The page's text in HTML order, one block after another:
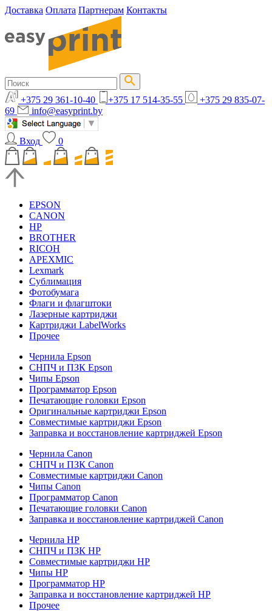
Доставка Оплата Партнерам Контакты
+375 29 361-10-40 +375 17 514-35-55
+375 29 835-07-
69
info@easyprint.by
Вход 0
EPSON
CANON
HP
BROTHER
RICOH
APEXMIC
Lexmark
Сублимация
Фотобумага
Флаги и флагштоки
Лазерные картриджи
Картриджи LabelWorks
Прочее
Чернила Epson
СНПЧ и ПЗК Epson
Чипы Epson
Программатор Epson
Печатающие головки Epson
Оригинальные картриджи Epson
Совместимые картриджи Epson
Заправка и восстановление картриджей Epson
Чернила Canon
СНПЧ и ПЗК Canon
Совместимые картриджи Canon
Чипы Canon
Программатор Canon
Печатающие головки Canon
Заправка и восстановление картриджей Canon
Чернила HP
СНПЧ и ПЗК HP
Совместимые картриджи HP
Чипы HP
Программатор HP
Заправка и восстановление картриджей HP
Прочее